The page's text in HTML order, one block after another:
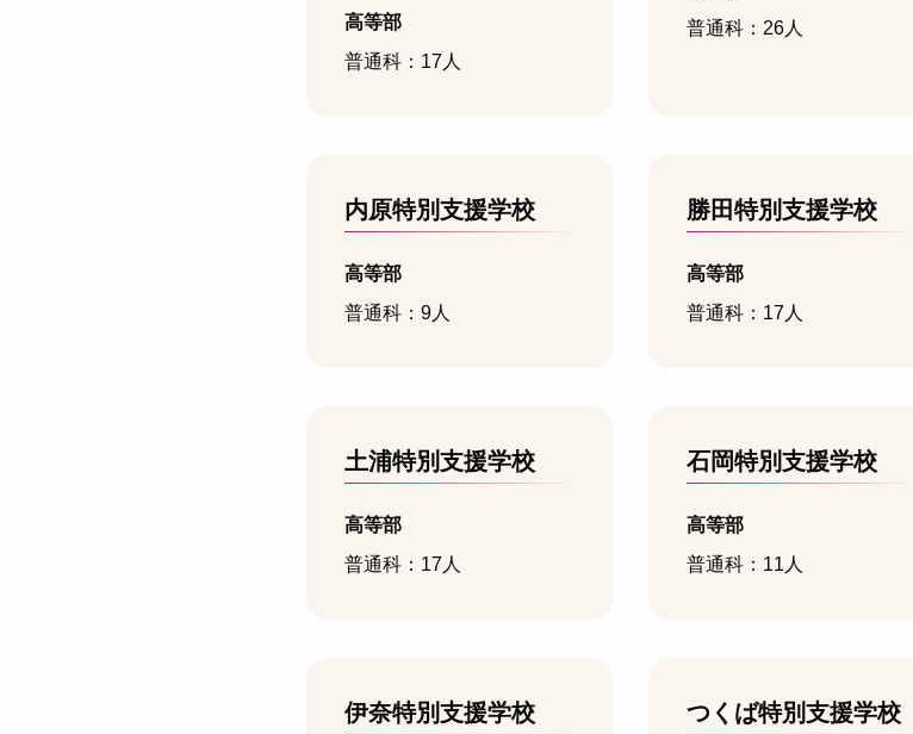
高等部
普通科：17人
普通科：26人
内原特別支援学校
高等部
普通科：9人
勝田特別支援学校
高等部
普通科：17人
土浦特別支援学校
高等部
普通科：17人
石岡特別支援学校
高等部
普通科：11人
伊奈特別支援学校 つくば特別支援学校